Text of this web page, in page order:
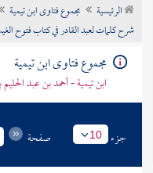
تراجم الأعلام
الرئيسية مجموع فتاوى ابن تيمية
شرح كلمات لعبد القادر في كتاب فتوح
مجموع فتاوى ابن تيمية
ابن تيمية - أحمد بن عبد الحليم
جزء 10 صفحة